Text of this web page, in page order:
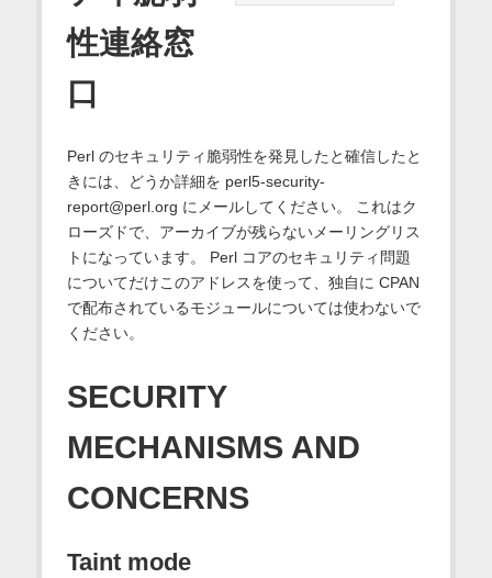
性連絡窓
口
Perl のセキュリティ脆弱性を発見したと確信したと
きには、どうか詳細を perl5-security-
report@perl.org にメールしてください。 これはク
ローズドで、アーカイブが残らないメーリングリス
トになっています。 Perl コアのセキュリティ問題
についてだけこのアドレスを使って、独自に CPAN
で配布されているモジュールについては使わないで
ください。
SECURITY
MECHANISMS AND
CONCERNS
Taint mode